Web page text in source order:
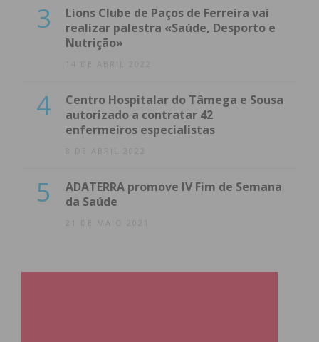
condições
3
Lions Clube de Paços de Ferreira vai
realizar palestra «Saúde, Desporto e
Nutrição»
14 DE ABRIL 2022
4
Centro Hospitalar do Tâmega e Sousa
autorizado a contratar 42
enfermeiros especialistas
8 DE ABRIL 2022
5
ADATERRA promove IV Fim de Semana
da Saúde
21 DE MAIO 2021